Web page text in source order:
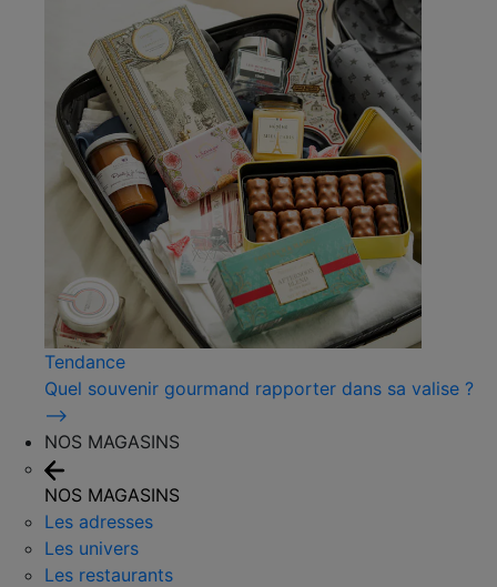
Tendance
Quel souvenir gourmand rapporter dans sa valise ?
⟶
NOS MAGASINS
NOS MAGASINS
Les adresses
Les univers
Les restaurants